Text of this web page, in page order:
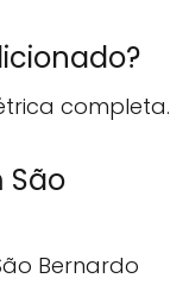
completa.
São
Bernardo